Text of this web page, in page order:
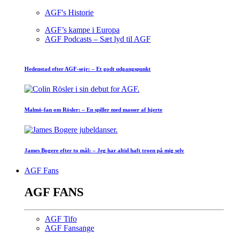
AGF's Historie
AGF’s kampe i Europa
AGF Podcasts – Sæt lyd til AGF
Hedenstad efter AGF-sejr: – Et godt udgangspunkt
Malmö-fan om Rösler: – En spiller med masser af hjerte
James Bogere efter to mål: – Jeg har altid haft troen på mig selv
AGF Fans
AGF FANS
AGF Tifo
AGF Fansange